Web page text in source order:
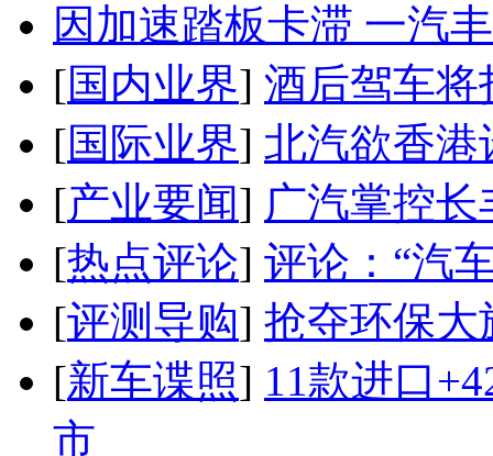
因加速踏板卡滞 一汽
[国内业界] 酒后驾车将
[国际业界] 北汽欲香港
[产业要闻] 广汽掌控
[热点评论] 评论：“汽
[评测导购] 抢夺环保大
[新车谍照] 11款进口
市